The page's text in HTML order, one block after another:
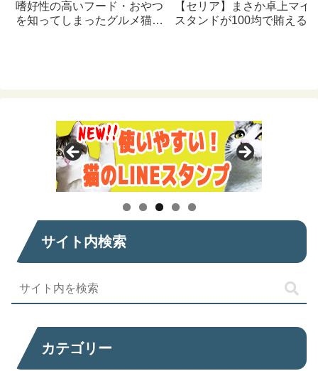
嗜好性の高いフード・おやつ
を知ってしまったグルメ猫の
【セリア】まさか卓上マイ
スタンドが100均で賄えるな
サイト内検索
カテゴリー